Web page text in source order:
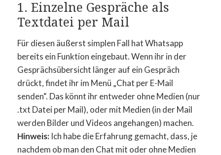
1. Einzelne Gespräche als
Textdatei per Mail
Für diesen äußerst simplen Fall hat Whatsapp
bereits ein Funktion eingebaut. Wenn ihr in der
Gesprächsübersicht länger auf ein Gespräch
drückt, findet ihr im Menü „Chat per E-Mail
senden“. Das könnt ihr entweder ohne Medien (nur
.txt Datei per Mail), oder mit Medien (in der Mail
werden Bilder und Videos angehangen) machen.
Hinweis: Ich habe die Erfahrung gemacht, dass, je
nachdem ob man den Chat mit oder ohne Medien